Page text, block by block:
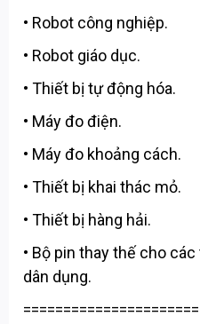
• Robot công nghiệp.
• Robot giáo dục.
• Thiết bị tự động hóa.
• Máy đo điện.
• Máy đo khoảng cách.
• Thiết bị khai thác mỏ.
• Thiết bị hàng hải.
• Bộ pin thay thế cho
dân dụng.